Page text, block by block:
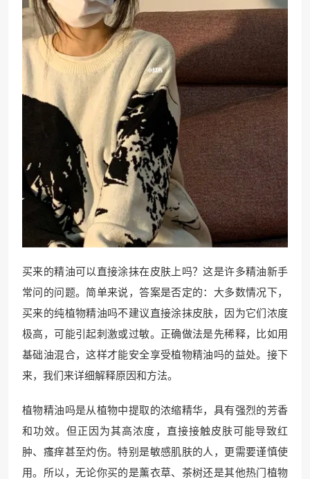
买来的精油可以直接涂抹在皮肤上吗？这是许多精油新手
常问的问题。简单来说，答案是否定的：大多数情况下，
买来的纯植物精油吗不建议直接涂抹皮肤，因为它们浓度
极高，可能引起刺激或过敏。正确做法是先稀释，比如用
基础油混合，这样才能安全享受植物精油吗的益处。接下
来，我们来详细解释原因和方法。
植物精油吗是从植物中提取的浓缩精华，具有强烈的芳香
和功效。但正因为其高浓度，直接接触皮肤可能导致红
肿、瘙痒甚至灼伤。特别是敏感肌肤的人，更需要谨慎使
用。所以，无论你买的是薰衣草、茶树还是其他热门植物